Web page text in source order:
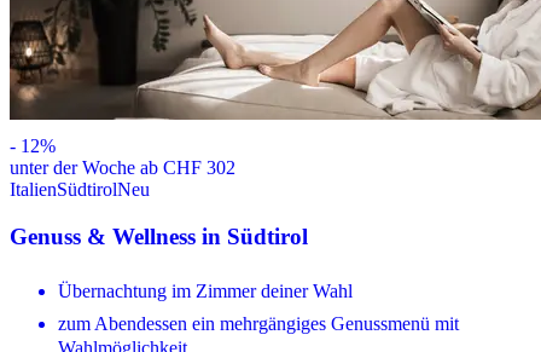
- 12%
unter der Woche ab CHF 302
ItalienSüdtirolNeu
Genuss & Wellness in Südtirol
Übernachtung im Zimmer deiner Wahl
zum Abendessen ein mehrgängiges Genussmenü mit